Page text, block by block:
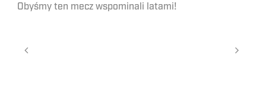
Obyśmy ten mecz wspominali latami!